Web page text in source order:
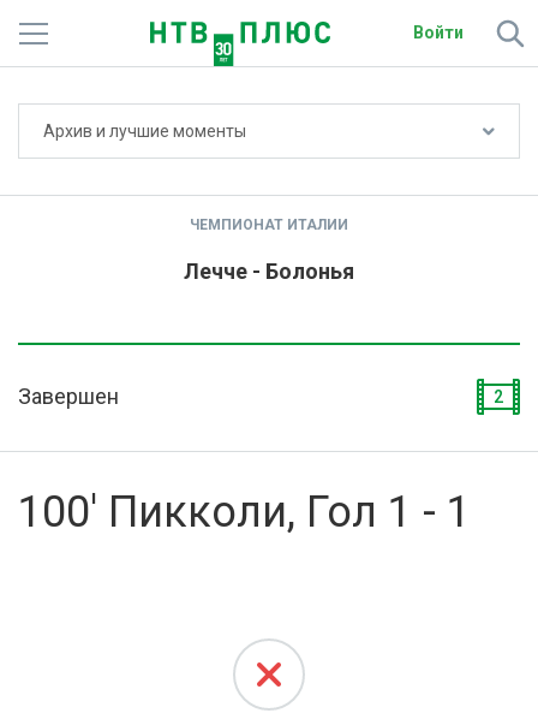
Войти
О сайте
Архив и лучшие моменты
ЧЕМПИОНАТ ИТАЛИИ
Лечче - Болонья
Завершен 2
100' Пикколи, Гол 1 - 1